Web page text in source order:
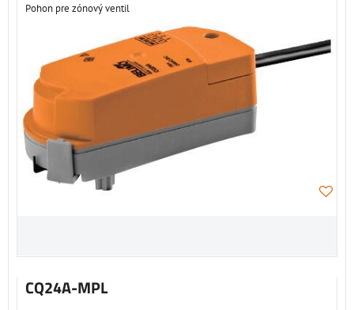
Pohon pre zónový ventil
CQ24A-MPL